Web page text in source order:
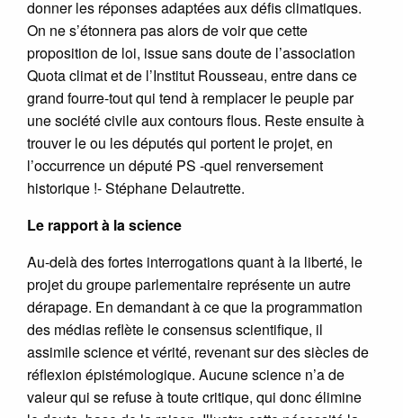
donner les réponses adaptées aux défis climatiques.
On ne s’étonnera pas alors de voir que cette
proposition de loi, issue sans doute de l’association
Quota climat et de l’Institut Rousseau, entre dans ce
grand fourre-tout qui tend à remplacer le peuple par
une société civile aux contours flous. Reste ensuite à
trouver le ou les députés qui portent le projet, en
l’occurrence un député PS -quel renversement
historique !- Stéphane Delautrette.
Le rapport à la science
Au-delà des fortes interrogations quant à la liberté, le
projet du groupe parlementaire représente un autre
dérapage. En demandant à ce que la programmation
des médias reflète le consensus scientifique, il
assimile science et vérité, revenant sur des siècles de
réflexion épistémologique. Aucune science n’a de
valeur qui se refuse à toute critique, qui donc élimine